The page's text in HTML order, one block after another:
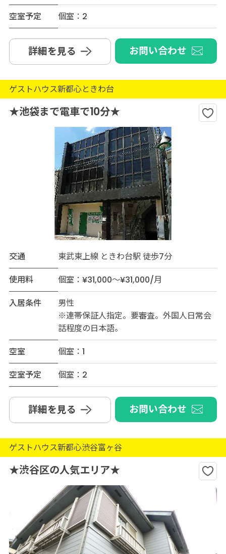
空室予定
個室：2
詳細を見る お問い合わせ
ゲストハウス新都心ときわ台
★池袋まで電車で10分★
交通
東武東上線 ときわ台駅 徒歩7分
使用料
個室：¥31,000～¥31,000/月
入居条件
男性
※連帯保証人指定。要審査。外国人日常会
話程度の日本語。
空室
個室：1
空室予定
個室：2
詳細を見る お問い合わせ
ゲストハウス新都心渋谷富ヶ谷
★渋谷区の人気エリア★